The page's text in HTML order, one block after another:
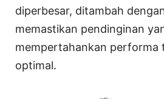
diperbesar, ditambah
memastikan pendinginan
mempertahankan performa
optimal.